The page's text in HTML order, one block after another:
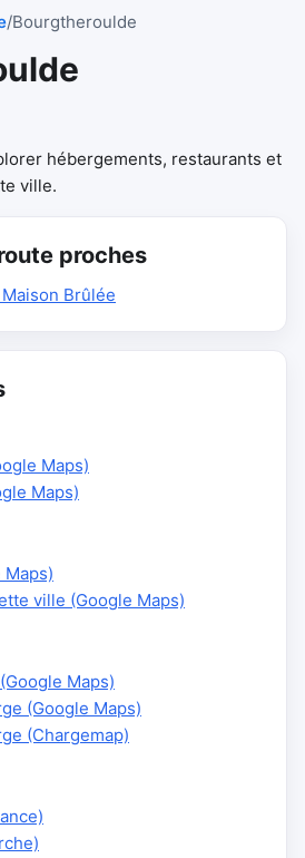
/Bourgtheroulde
hébergements, restaurants et
ville.
proches
Brûlée
Maps)
Maps)
Maps)
ville (Google Maps)
Maps)
(Google Maps)
(Chargemap)